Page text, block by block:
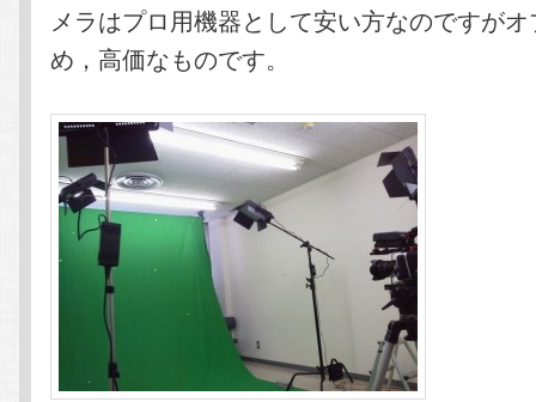
メラはプロ用機器として安い方なのですが
め，高価なものです。